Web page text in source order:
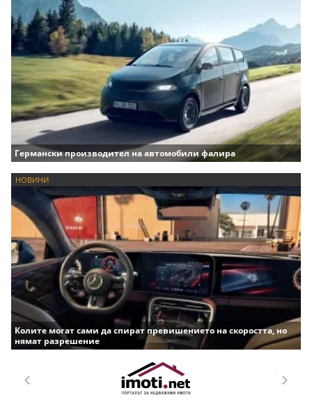
Германски производител на автомобили фалира
НОВИНИ
Колите могат сами да спират превишението на скоростта, но
нямат разрешение